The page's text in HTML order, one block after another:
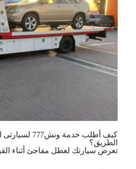
كيف أطلب خدمة
الطريق؟
تعرض سيارتك لعطل مفاجئ أثناء